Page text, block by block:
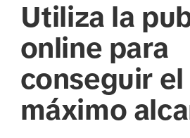
Utiliza la
online para
conseguir el
máximo